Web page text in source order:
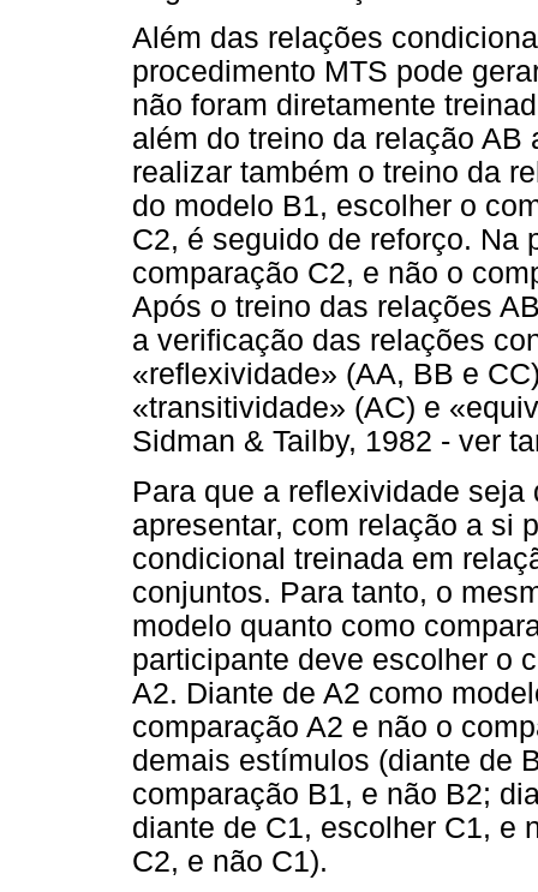
Além das relações
procedimento MTS pode
não foram diretamente
além do treino da relação
realizar também o treino da
do modelo B1, escolher o
C2, é seguido de reforço. Na
comparação C2, e não o
Após o treino das relações
a verificação das relações
«reflexividade» (AA, BB e
«transitividade» (AC) e
Sidman & Tailby, 1982 - ver
Para que a reflexividade
apresentar, com relação a si
condicional treinada em
conjuntos. Para tanto, o
modelo quanto como
participante deve escolher o
A2. Diante de A2 como
comparação A2 e não o
demais estímulos (diante de
comparação B1, e não B2;
diante de C1, escolher C1, e
C2, e não C1).